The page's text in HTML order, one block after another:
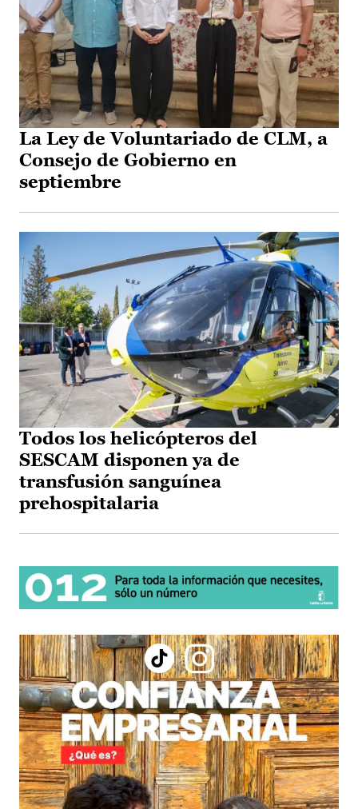
La Ley de Voluntariado de CLM, a
Consejo de Gobierno en
septiembre
Todos los helicópteros del
SESCAM disponen ya de
transfusión sanguínea
prehospitalaria